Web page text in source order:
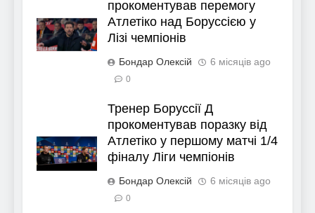
прокоментував перемогу
Атлетіко над Боруссією у
Лізі чемпіонів
Бондар Олексій 6 місяців ago
0
Тренер Боруссії Д
прокоментував поразку від
Атлетіко у першому матчі 1/4
фіналу Ліги чемпіонів
Бондар Олексій 6 місяців ago
0